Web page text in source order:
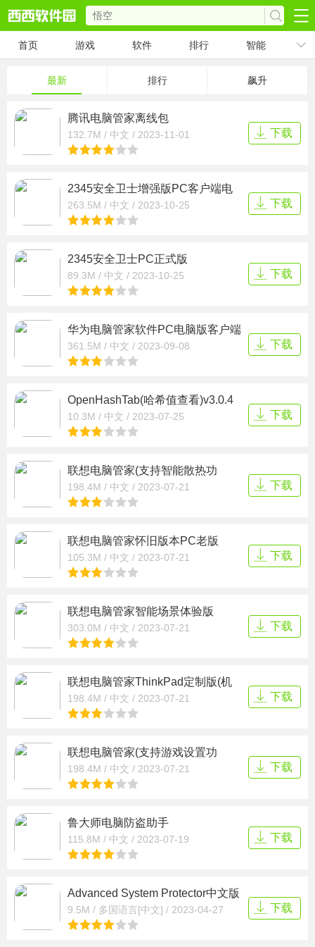
首页 游戏 软件 排行 智能
最新 排行 飙升
腾讯电脑管家离线包
PCV16.9.24701.210官方版
132.7M / 中文 / 2023-11-01 下载
2345安全卫士增强版PC客户端电
脑版V8.6.1.14296官方最新版本
263.5M / 中文 / 2023-10-25 下载
2345安全卫士PC正式版
V8.6.1.14296官方版
89.3M / 中文 / 2023-10-25 下载
华为电脑管家软件PC电脑版客户端
V13.0.6.360(C233)官方64位版
361.5M / 中文 / 2023-09-08 下载
OpenHashTab(哈希值查看)v3.0.4
绿色版
10.3M / 中文 / 2023-07-25 下载
联想电脑管家(支持智能散热功
能)V5.0.110.6303官方最新版本
198.4M / 中文 / 2023-07-21 下载
联想电脑管家怀旧版本PC老版
V2.8.100.5252官方通用版
105.3M / 中文 / 2023-07-21 下载
联想电脑管家智能场景体验版
V5.0.85.3313官方版
303.0M / 中文 / 2023-07-21 下载
联想电脑管家ThinkPad定制版(机
型专属)V5.0.110.6303官方特别版
198.4M / 中文 / 2023-07-21 下载
联想电脑管家(支持游戏设置功
能)V5.0.110.16303全机型通用版
198.4M / 中文 / 2023-07-21 下载
鲁大师电脑防盗助手
V1.2023.1080.706官方安装版
115.8M / 中文 / 2023-07-19 下载
Advanced System Protector中文版
V2.5.1111.29111安装免费版
9.5M / 多国语言[中文] / 2023-04-27 下载